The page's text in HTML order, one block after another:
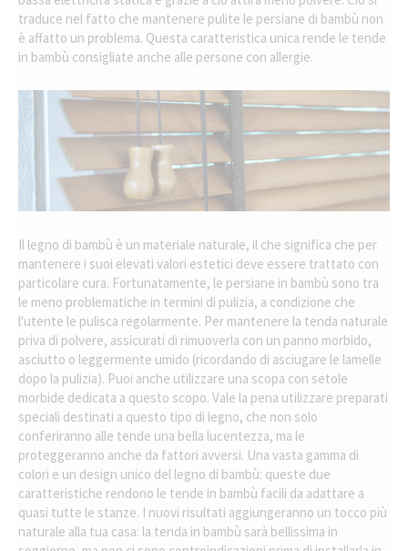
traduce nel fatto che mantenere pulite le persiane di bambù non
è affatto un problema. Questa caratteristica unica rende le tende
in bambù consigliate anche alle persone con allergie.
Il legno di bambù è un materiale naturale, il che significa che per
mantenere i suoi elevati valori estetici deve essere trattato con
particolare cura. Fortunatamente, le persiane in bambù sono tra
le meno problematiche in termini di pulizia, a condizione che
l'utente le pulisca regolarmente. Per mantenere la tenda naturale
priva di polvere, assicurati di rimuoverla con un panno morbido,
asciutto o leggermente umido (ricordando di asciugare le lamelle
dopo la pulizia). Puoi anche utilizzare una scopa con setole
morbide dedicata a questo scopo. Vale la pena utilizzare preparati
speciali destinati a questo tipo di legno, che non solo
conferiranno alle tende una bella lucentezza, ma le
proteggeranno anche da fattori avversi. Una vasta gamma di
colori e un design unico del legno di bambù: queste due
caratteristiche rendono le tende in bambù facili da adattare a
quasi tutte le stanze. I nuovi risultati aggiungeranno un tocco più
naturale alla tua casa: la tenda in bambù sarà bellissima in